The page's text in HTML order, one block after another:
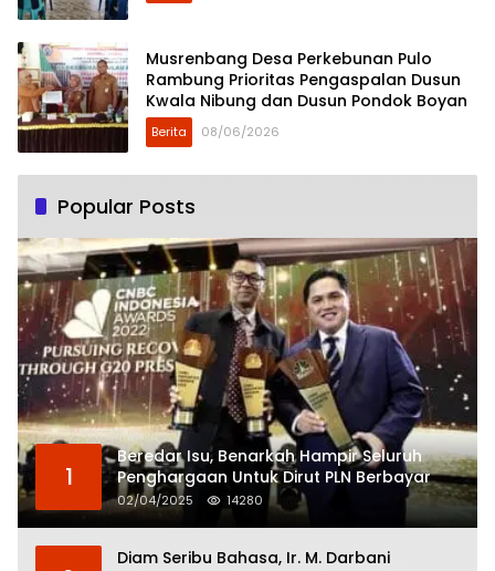
Musrenbang Desa Perkebunan Pulo
Rambung Prioritas Pengaspalan Dusun
Kwala Nibung dan Dusun Pondok Boyan
Berita 08/06/2026
Popular Posts
1
Beredar Isu, Benarkah Hampir Seluruh
Penghargaan Untuk Dirut PLN Berbayar
02/04/2025 14280
Diam Seribu Bahasa, Ir. M. Darbani